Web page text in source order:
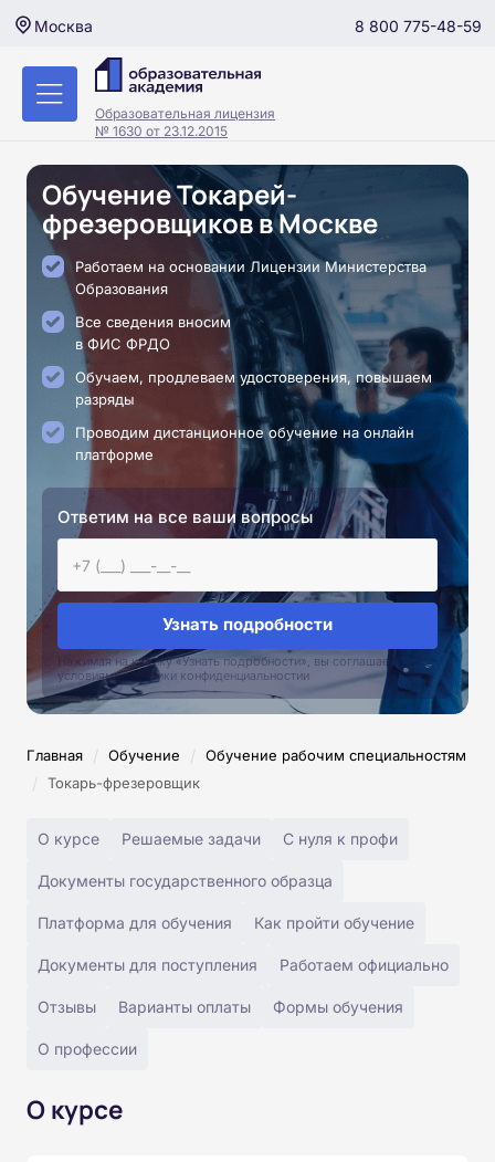
Москва 8 800 775-48-59
Образовательная лицензия
№ 1630 от 23.12.2015
Обучение Токарей-
фрезеровщиков в Москве
Работаем на основании Лицензии Министерства
Образования
Все сведения вносим
в ФИС ФРДО
Обучаем, продлеваем удостоверения, повышаем
разряды
Проводим дистанционное обучение на онлайн
платформе
Ответим на все ваши вопросы
Узнать подробности
Нажимая на кнопку «Узнать подробности», вы соглашаетесь с
условиями политики конфиденциальностии
Главная / Обучение / Обучение рабочим специальностям
/ Токарь-фрезеровщик
О курсе Решаемые задачи С нуля к профи
Документы государственного образца
Платформа для обучения Как пройти обучение
Документы для поступления Работаем официально
Отзывы Варианты оплаты Формы обучения
О профессии
О курсе